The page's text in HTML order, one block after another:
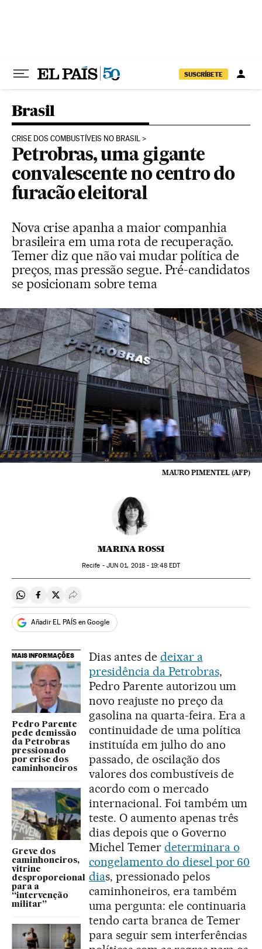
SUSCRÍBETE
Brasil
CRISE DOS COMBUSTÍVEIS NO BRASIL
Petrobras, uma gigante
convalescente no centro do
furacão eleitoral
Nova crise apanha a maior companhia
brasileira em uma rota de recuperação.
Temer diz que não vai mudar política de
preços, mas pressão segue. Pré-candidatos
se posicionam sobre tema
MAURO PIMENTEL (AFP)
MARINA ROSSI
Recife - JUN 01, 2018 - 19:48EDT
Compartir en Whatsapp
Compartir en Facebook
Compartir en Twitter
Desplegar Redes Sociales
Añadir EL PAÍS en Google
MAIS INFORMAÇÕES
Pedro Parente
pede demissão
da Petrobras
pressionado
por crise dos
caminhoneiros
Greve dos
caminhoneiros,
vitrine
desproporcional
para a
“intervenção
militar”
Dias antes de deixar a
presidência da Petrobras,
Pedro Parente autorizou um
novo reajuste no preço da
gasolina na quarta-feira. Era a
continuidade de uma política
instituída em julho do ano
passado, de oscilação dos
valores dos combustíveis de
acordo com o mercado
internacional. Foi também um
teste. O aumento apenas três
dias depois que o Governo
Michel Temer determinara o
congelamento do diesel por 60
dias, pressionado pelos
caminhoneiros, era também
uma pergunta: ele continuaria
tendo carta branca de Temer
para seguir sem interferências